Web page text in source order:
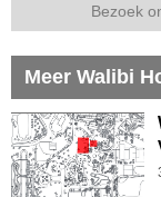
Bezoek
Meer Walibi